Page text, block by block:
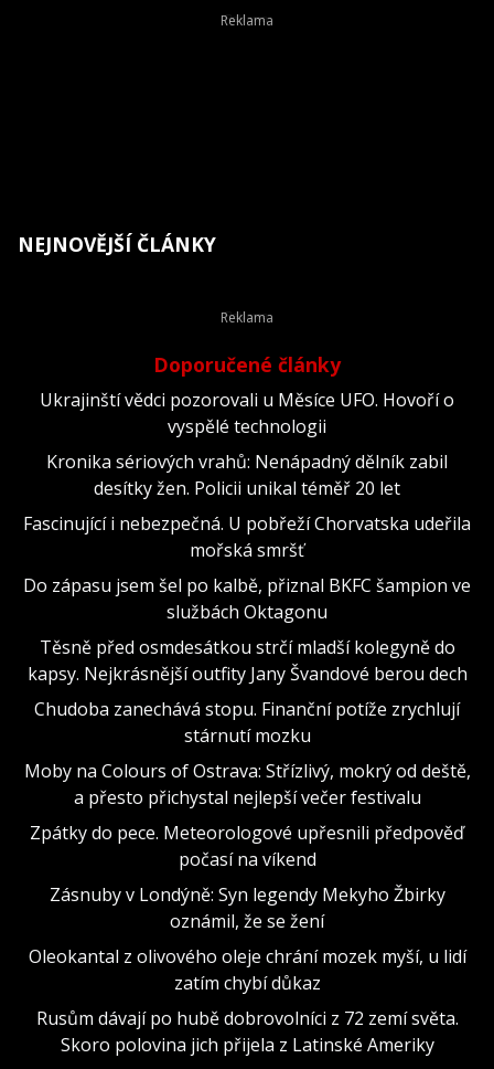
NEJNOVĚJŠÍ ČLÁNKY
Doporučené články
Ukrajinští vědci pozorovali u Měsíce UFO. Hovoří o
vyspělé technologii
Kronika sériových vrahů: Nenápadný dělník zabil
desítky žen. Policii unikal téměř 20 let
Fascinující i nebezpečná. U pobřeží Chorvatska udeřila
mořská smršť
Do zápasu jsem šel po kalbě, přiznal BKFC šampion ve
službách Oktagonu
Těsně před osmdesátkou strčí mladší kolegyně do
kapsy. Nejkrásnější outfity Jany Švandové berou dech
Chudoba zanechává stopu. Finanční potíže zrychlují
stárnutí mozku
Moby na Colours of Ostrava: Střízlivý, mokrý od deště,
a přesto přichystal nejlepší večer festivalu
Zpátky do pece. Meteorologové upřesnili předpověď
počasí na víkend
Zásnuby v Londýně: Syn legendy Mekyho Žbirky
oznámil, že se žení
Oleokantal z olivového oleje chrání mozek myší, u lidí
zatím chybí důkaz
Rusům dávají po hubě dobrovolníci z 72 zemí světa.
Skoro polovina jich přijela z Latinské Ameriky